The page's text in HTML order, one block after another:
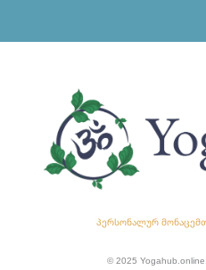
პერსონალურ
© 2025